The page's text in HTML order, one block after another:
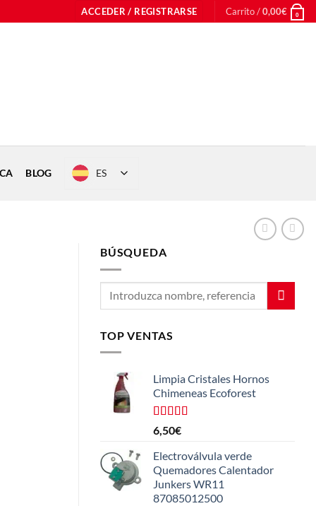
ACCEDER / REGISTRARSE Carrito /0,00€ 0
BLOG ES
BÚSQUEDA
TOP VENTAS
Limpia Cristales Hornos
Chimeneas Ecoforest
Valorado
con
de 5
6,50€
Electroválvula verde
Quemadores Calentador
Junkers WR11
87085012500